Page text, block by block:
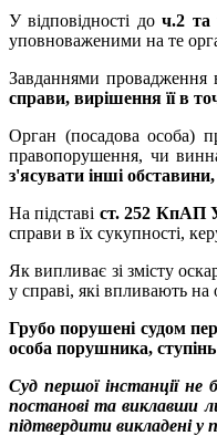
У відповідності доч.2
уповноваженими на те
Завданнями провадження
справи, вирішення її в
Орган (посадова особа)
правопорушення, чи
з'ясувати інші
На підставі ст. 252 КпАП
справи в їх сукупності,
Як випливає зі змісту
у справі, які впливають на
Грубо порушені судом
особа порушника,
Суд першої інстанції
постанові та виклавши
підтвердити викладені у